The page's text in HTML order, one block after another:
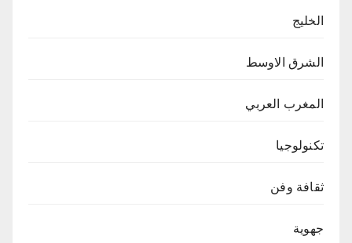
الخليج
الشرق الاوسط
المغرب العربي
تكنولوجيا
ثقافة وفن
جهوية